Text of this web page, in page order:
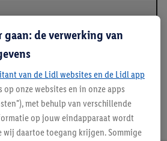
gaan: de verwerking van
van de Lidl websites en de Lidl app
onze websites en in onze apps
met behulp van verschillende
op jouw eindapparaat wordt
wij daartoe toegang krijgen. Sommige